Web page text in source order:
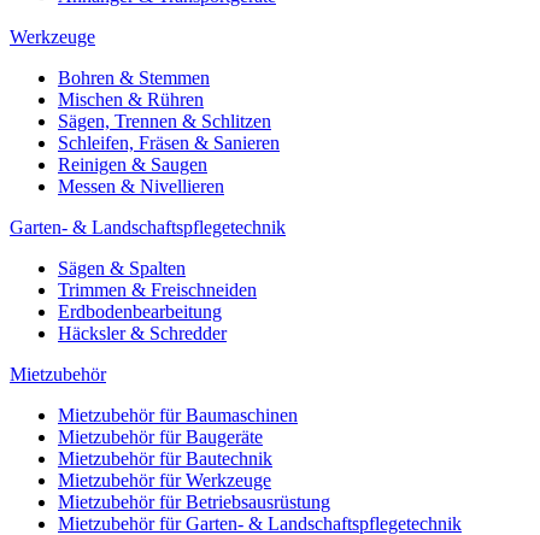
Werkzeuge
Bohren & Stemmen
Mischen & Rühren
Sägen, Trennen & Schlitzen
Schleifen, Fräsen & Sanieren
Reinigen & Saugen
Messen & Nivellieren
Garten- & Landschaftspflegetechnik
Sägen & Spalten
Trimmen & Freischneiden
Erdbodenbearbeitung
Häcksler & Schredder
Mietzubehör
Mietzubehör für Baumaschinen
Mietzubehör für Baugeräte
Mietzubehör für Bautechnik
Mietzubehör für Werkzeuge
Mietzubehör für Betriebsausrüstung
Mietzubehör für Garten- & Landschaftspflegetechnik